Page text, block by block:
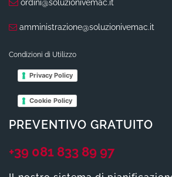
ordini@soluzionivemac.it
amministrazione@soluzionivemac.it
Condizioni di Utilizzo
Privacy Policy
Cookie Policy
PREVENTIVO GRATUITO
+39 081 833 89 97